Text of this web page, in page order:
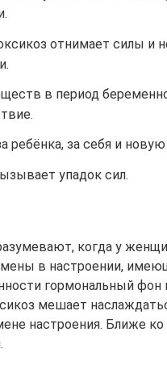
отнимает силы и
в период
ребёнка, за себя и
упадок сил.
когда у
в настроении,
гормональный фон
мешает
настроения. Ближе